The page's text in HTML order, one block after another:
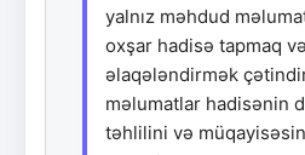
yalnız məhdud
oxşar hadisə tapmaq və
əlaqələndirmək
məlumatlar hadisənin
təhlilini və